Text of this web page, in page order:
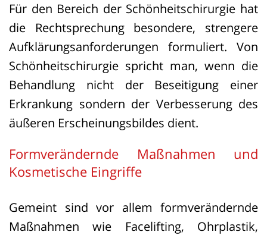
Für den Bereich der Schönheitschirurgie hat
die Rechtsprechung besondere, strengere
Aufklärungsanforderungen formuliert. Von
Schönheitschirurgie spricht man, wenn die
Behandlung nicht der Beseitigung einer
Erkrankung sondern der Verbesserung des
äußeren Erscheinungsbildes dient.
Formverändernde Maßnahmen und
Kosmetische Eingriffe
Gemeint sind vor allem formverändernde
Maßnahmen wie Facelifting, Ohrplastik,